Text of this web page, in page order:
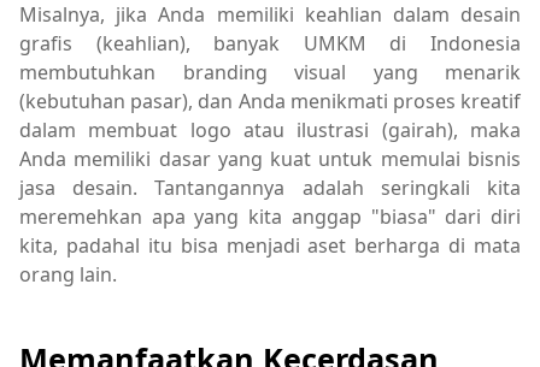
Misalnya, jika Anda memiliki keahlian dalam desain
grafis (keahlian), banyak UMKM di Indonesia
membutuhkan branding visual yang menarik
(kebutuhan pasar), dan Anda menikmati proses kreatif
dalam membuat logo atau ilustrasi (gairah), maka
Anda memiliki dasar yang kuat untuk memulai bisnis
jasa desain. Tantangannya adalah seringkali kita
meremehkan apa yang kita anggap "biasa" dari diri
kita, padahal itu bisa menjadi aset berharga di mata
orang lain.